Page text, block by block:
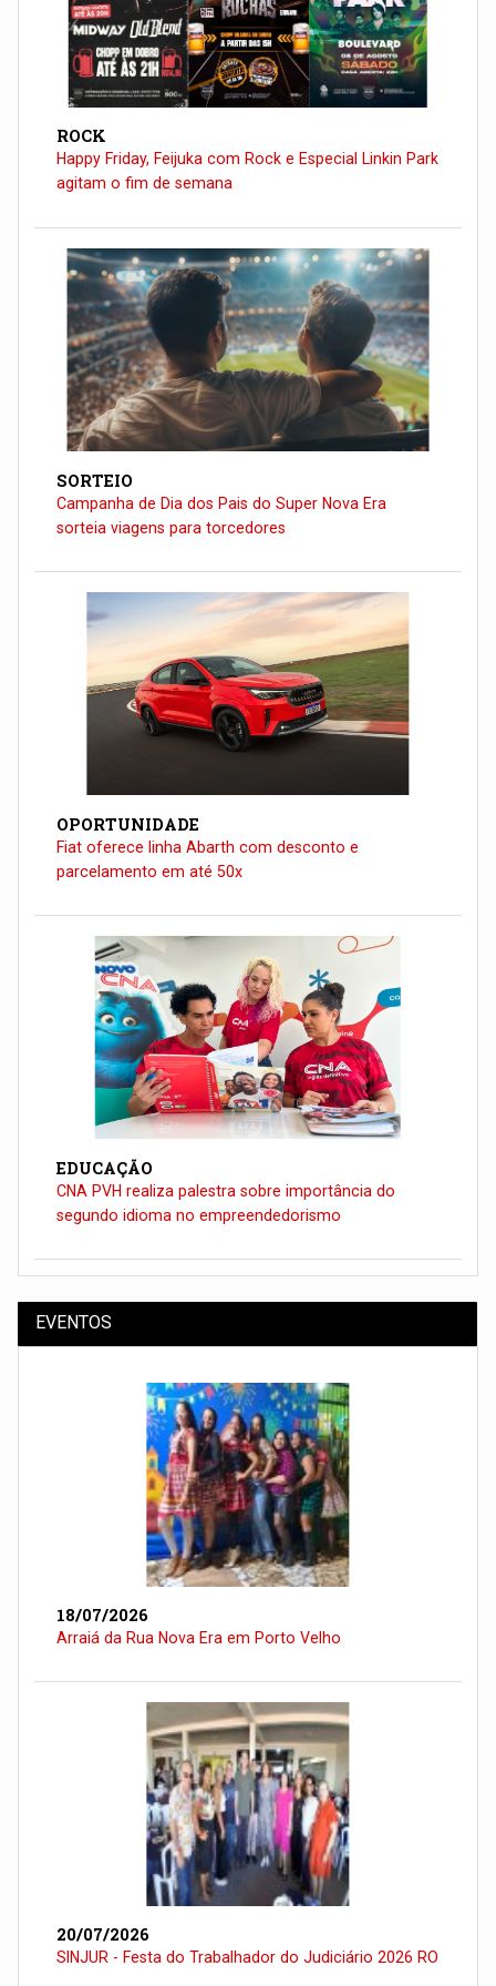
ROCK
Happy Friday, Feijuka com Rock e Especial Linkin Park
agitam o fim de semana
SORTEIO
Campanha de Dia dos Pais do Super Nova Era
sorteia viagens para torcedores
OPORTUNIDADE
Fiat oferece linha Abarth com desconto e
parcelamento em até 50x
EDUCAÇÃO
CNA PVH realiza palestra sobre importância do
segundo idioma no empreendedorismo
EVENTOS
18/07/2026
Arraiá da Rua Nova Era em Porto Velho
20/07/2026
SINJUR - Festa do Trabalhador do Judiciário 2026 RO